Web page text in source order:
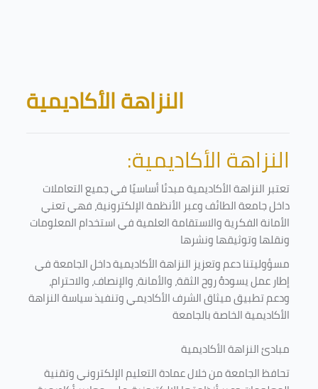
Blocks
النزاهة الأكاديمية
النزاهة الأكاديمية:
تعتبر النزاهة الأكاديمية مبدئا أساسيًا في جميع التعاملات
داخل جامعة الطائف وعبر الأنظمة الإلكترونية، فهي تعني
الأمانة الفكرية والاستقامة العلمية في استخدام المعلومات
ونقلها وتوثيقها ونشرها
مسؤوليتنا دعم وتعزيز النزاهة الأكاديمية داخل الجامعة في
إطار عمل يسودهُ روح الثقة، والأمانة، والإنصاف، والاحترام،
ودعم تطبيق ميثاق الشرف الأكاديمي وتنفيذ سياسة النزاهة
الأكاديمية الخاصة بالجامعة
مبادئ النزاهة الأكاديمية
تحافظ الجامعة من خلال عمادة التعليم الإلكتروني وتقنية